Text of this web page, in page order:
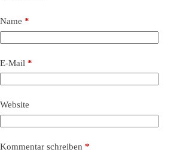
Name *
E-Mail *
Website
Kommentar schreiben *